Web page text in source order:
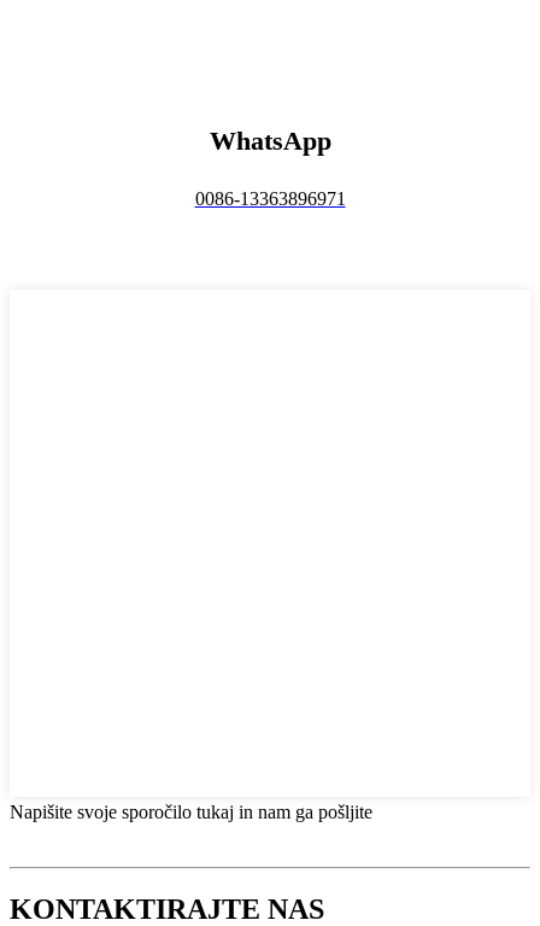
WhatsApp
0086-13363896971
Napišite svoje sporočilo tukaj in nam ga pošljite
KONTAKTIRAJTE NAS